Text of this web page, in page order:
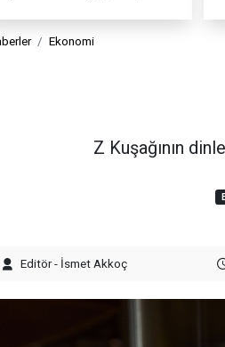
Ekonomi
Z Kuşağının
Editör - İsmet Akkoç